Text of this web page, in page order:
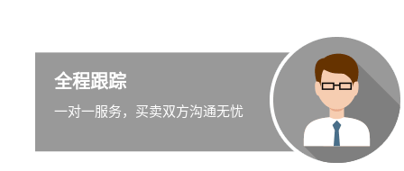
全程跟踪
一对一服务，买卖双方沟通无忧